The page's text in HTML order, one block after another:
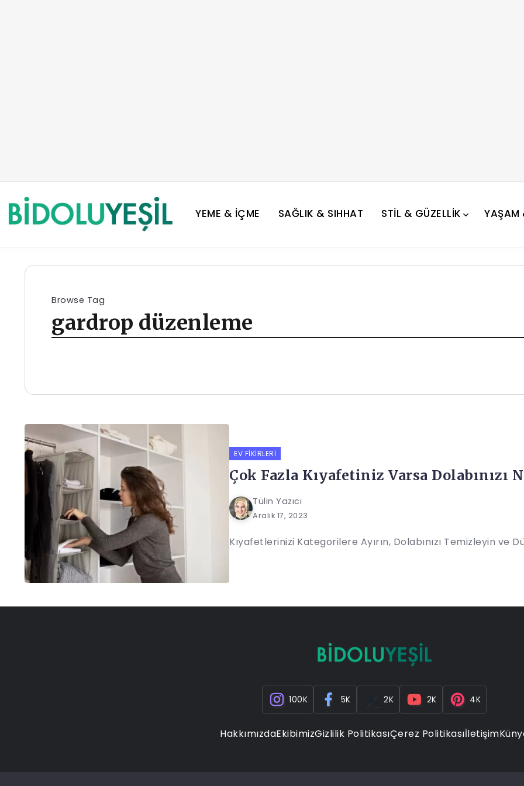
YEME & İÇME SAĞLIK & SIHHAT STIL & GÜZELLIK YAŞAM
Browse Tag
gardrop düzenleme
EV FIKIRLERI
Çok Fazla Kıyafetiniz Varsa Dolabınızı
Tülin Yazıcı
Aralık 17, 2023
Kıyafetlerinizi Kategorilere Ayırın, Dolabınızı Temizleyin ve
100K 5K 2K 2K 4K
HakkımızdaEkibimizGizlilik PolitikasıÇerez Politikasıİletişim